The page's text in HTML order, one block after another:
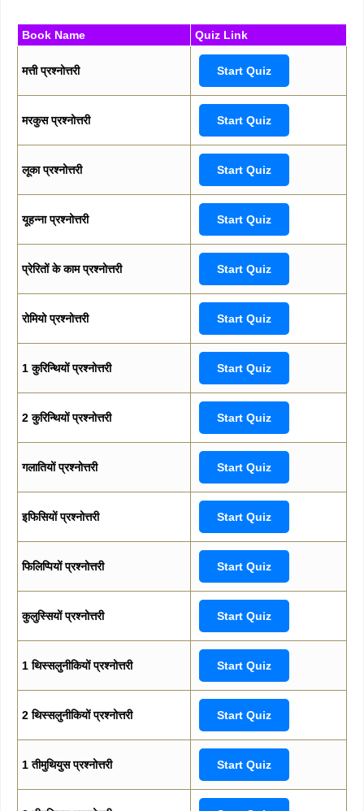
Book Name Quiz Link
मत्ती प्रश्नोत्तरी Start Quiz
मरकुस प्रश्नोत्तरी Start Quiz
लूका प्रश्नोत्तरी Start Quiz
यूहन्ना प्रश्नोत्तरी Start Quiz
प्रेरितों के काम प्रश्नोत्तरी Start Quiz
रोमियो प्रश्नोत्तरी Start Quiz
1 कुरिन्थियों प्रश्नोत्तरी Start Quiz
2 कुरिन्थियों प्रश्नोत्तरी Start Quiz
गलातियों प्रश्नोत्तरी Start Quiz
इफिसियों प्रश्नोत्तरी Start Quiz
फिलिप्पियों प्रश्नोत्तरी Start Quiz
कुलुस्सियों प्रश्नोत्तरी Start Quiz
1 थिस्सलुनीकियों प्रश्नोत्तरी Start Quiz
2 थिस्सलुनीकियों प्रश्नोत्तरी Start Quiz
1 तीमुथियुस प्रश्नोत्तरी Start Quiz